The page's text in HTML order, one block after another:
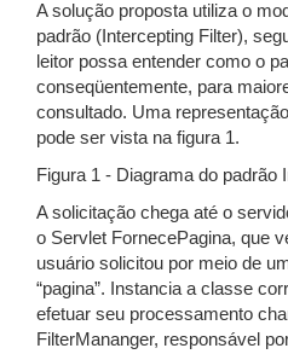
A solução proposta utiliza o
padrão (Intercepting Filter),
leitor possa entender como o
conseqüentemente, para
consultado. Uma
pode ser vista na figura 1.
Figura 1 - Diagrama do padrão
A solicitação chega até o
o Servlet FornecePagina, que
usuário solicitou por meio de
“pagina”. Instancia a classe
efetuar seu processamento
FilterMananger, responsável